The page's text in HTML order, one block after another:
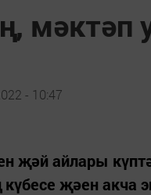
мәктәп
- 10:47
җәй айлары
җәен акча